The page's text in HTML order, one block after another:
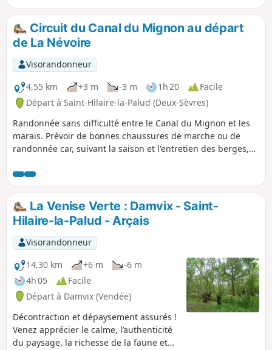
Circuit du Canal du Mignon au départ
de La Névoire
Visorandonneur
4,55 km
+3 m -3 m 1h 20
Facile
Départ à Saint-Hilaire-la-Palud (Deux-Sèvres)
Randonnée sans difficulté entre le Canal du Mignon et les
marais. Prévoir de bonnes chaussures de marche ou de
randonnée car, suivant la saison et l'entretien des berges,
endroits ou sur des chemins boueux.
La Venise Verte : Damvix - Saint-
Hilaire-la-Palud - Arçais
Visorandonneur
14,30 km
+6 m
-6 m
4h 05
Facile
Départ à Damvix (Vendée)
Décontraction et dépaysement assurés !
Venez apprécier le calme, l’authenticité
du paysage, la richesse de la faune et